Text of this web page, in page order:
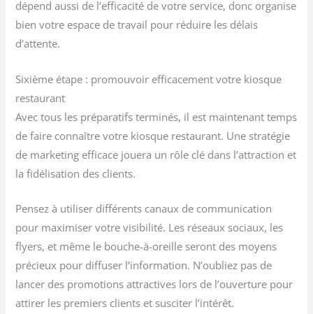
dépend aussi de l’efficacité de votre service, donc organise
bien votre espace de travail pour réduire les délais
d’attente.
Sixième étape : promouvoir efficacement votre kiosque
restaurant
Avec tous les préparatifs terminés, il est maintenant temps
de faire connaître votre kiosque restaurant. Une stratégie
de marketing efficace jouera un rôle clé dans l’attraction et
la fidélisation des clients.
Pensez à utiliser différents canaux de communication
pour maximiser votre visibilité. Les réseaux sociaux, les
flyers, et même le bouche-à-oreille seront des moyens
précieux pour diffuser l’information. N’oubliez pas de
lancer des promotions attractives lors de l’ouverture pour
attirer les premiers clients et susciter l’intérêt.